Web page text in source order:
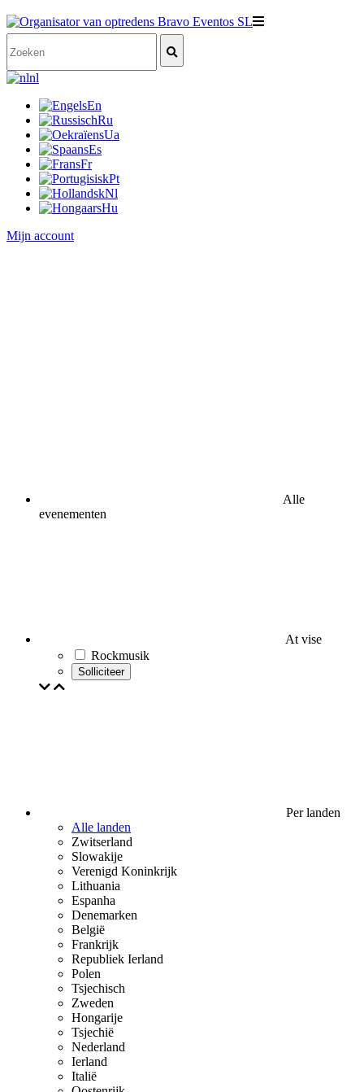
nl
En
Ru
Ua
Es
Fr
Pt
Nl
Hu
Mijn account
Alle
evenementen
At vise
Rockmusik
Solliciteer
Per landen
Alle landen
Zwitserland
Slowakije
Verenigd Koninkrijk
Lithuania
Espanha
Denemarken
België
Frankrijk
Republiek Ierland
Polen
Tsjechisch
Zweden
Hongarije
Tsjechië
Nederland
Ierland
Italië